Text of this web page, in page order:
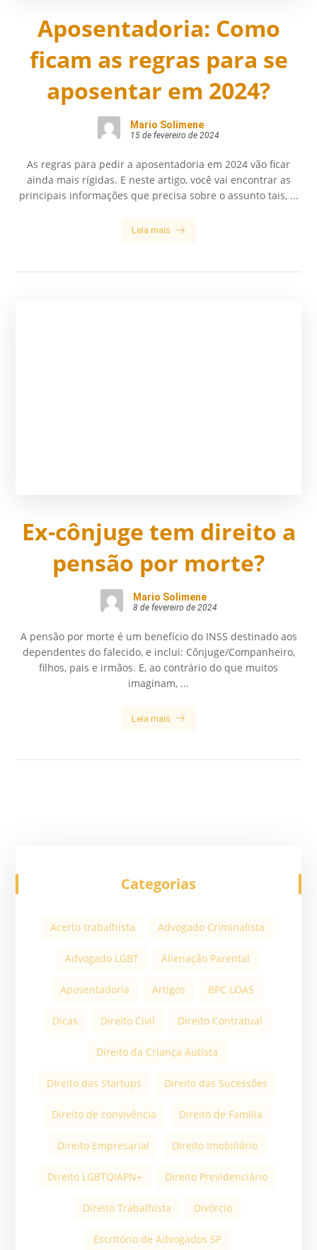
Aposentadoria: Como
ficam as regras para se
aposentar em 2024?
Mario Solimene
15 de fevereiro de 2024
As regras para pedir a aposentadoria em 2024 vão ficar
ainda mais rígidas. E neste artigo, você vai encontrar as
principais informações que precisa sobre o assunto tais, ...
Leia mais
Ex-cônjuge tem direito a
pensão por morte?
Mario Solimene
8 de fevereiro de 2024
A pensão por morte é um benefício do INSS destinado aos
dependentes do falecido, e inclui: Cônjuge/Companheiro,
filhos, pais e irmãos. E, ao contrário do que muitos
imaginam, ...
Leia mais
Categorias
Acerto trabalhista Advogado Criminalista
Advogado LGBT Alienação Parental
Aposentadoria Artigos BPC LOAS
Dicas Direito Civil Direito Contratual
Direito da Criança Autista
DIreito das Startups Direito das Sucessões
Direito de convivência Direito de Família
Direito Empresarial Direito Imobiliário
Direito LGBTQIAPN+ Direito Previdenciário
Direito Trabalhista Divórcio
Escritório de Advogados SP